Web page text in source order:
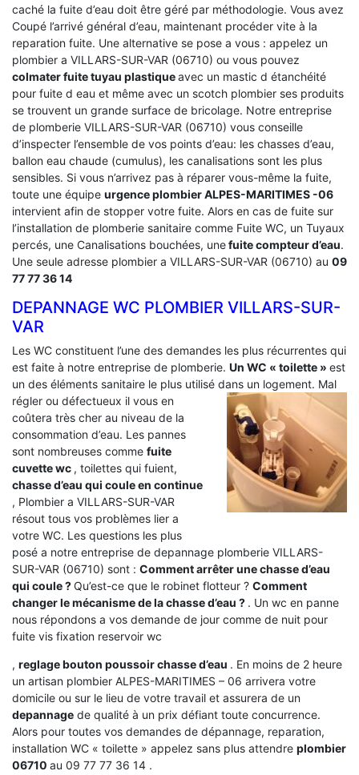
caché la fuite d’eau doit être géré par méthodologie. Vous avez
Coupé l’arrivé général d’eau, maintenant procéder vite à la
reparation fuite. Une alternative se pose a vous : appelez un
plombier a VILLARS-SUR-VAR (06710) ou vous pouvez
colmater fuite tuyau plastiqueavec un mastic d étanchéité
pour fuite d eau et même avec un scotch plombier ses produits
se trouvent un grande surface de bricolage. Notre entreprise
de plomberie VILLARS-SUR-VAR (06710) vous conseille
d’inspecter l’ensemble de vos points d’eau: les chasses d’eau,
ballon eau chaude (cumulus), les canalisations sont les plus
sensibles. Si vous n’arrivez pas à réparer vous-même la fuite,
toute une équipe urgence plombier ALPES-MARITIMES -06
intervient afin de stopper votre fuite. Alors en cas de fuite sur
l’installation de plomberie sanitaire comme Fuite WC, un Tuyaux
percés, une Canalisations bouchées, unefuite compteur d’eau.
Une seule adresse plombier a VILLARS-SUR-VAR (06710) au 09
77 77 36 14
DEPANNAGE WC PLOMBIER VILLARS-SUR-
VAR
Les WC constituent l’une des demandes les plus récurrentes qui
est faite à notre entreprise de plomberie. Un WC « toilette » est
un des éléments sanitaire le plus utilisé dans un logement. Mal
régler ou défectueux il vous en
coûtera très cher au niveau de la
consommation d’eau. Les pannes
sont nombreuses comme fuite
cuvette wc , toilettes qui fuient,
chasse d’eau qui coule en continue
, Plombier a VILLARS-SUR-VAR
résout tous vos problèmes lier a
votre WC. Les questions les plus
posé a notre entreprise de depannage plomberie VILLARS-
SUR-VAR (06710) sont : Comment arrêter une chasse d’eau
qui coule ?Qu’est-ce que le robinet flotteur ? Comment
changer le mécanisme de la chasse d’eau ? . Un wc en panne
nous répondons a vos demande de jour comme de nuit pour
fuite vis fixation reservoir wc
, reglage bouton poussoir chasse d’eau . En moins de 2 heure
un artisan plombier ALPES-MARITIMES – 06 arrivera votre
domicile ou sur le lieu de votre travail et assurera de un
depannage de qualité à un prix défiant toute concurrence.
Alors pour toutes vos demandes de dépannage, reparation,
installation WC « toilette » appelez sans plus attendre plombier
06710 au 09 77 77 36 14 .